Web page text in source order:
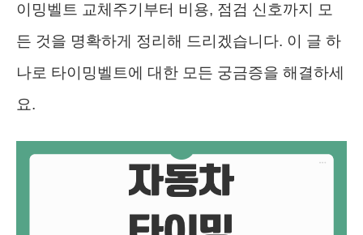
이밍벨트 교체주기부터 비용, 점검 신호까지 모
든 것을 명확하게 정리해 드리겠습니다. 이 글 하
나로 타이밍벨트에 대한 모든 궁금증을 해결하세
요.